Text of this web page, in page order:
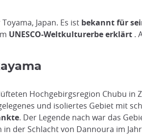
Japan. Es ist bekannt für
UNESCO-Weltkulturerbe erklärt .
Hochgebirgsregion Chubu in
und isoliertes Gebiet mit
. Der Legende nach war das
der Schlacht von Dannoura im